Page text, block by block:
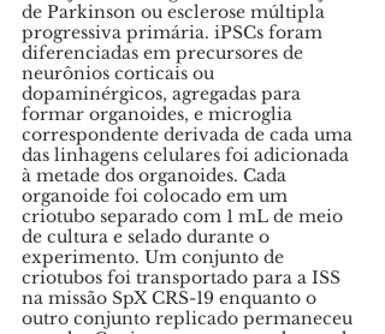
de Parkinson ou esclerose múltipla
progressiva primária. iPSCs foram
diferenciadas em precursores de
neurônios corticais ou
dopaminérgicos, agregadas para
formar organoides, e microglia
correspondente derivada de cada uma
das linhagens celulares foi adicionada
à metade dos organoides. Cada
organoide foi colocado em um
criotubo separado com 1 mL de meio
de cultura e selado durante o
experimento. Um conjunto de
criotubos foi transportado para a ISS
na missão SpX CRS-19 enquanto o
outro conjunto replicado permaneceu